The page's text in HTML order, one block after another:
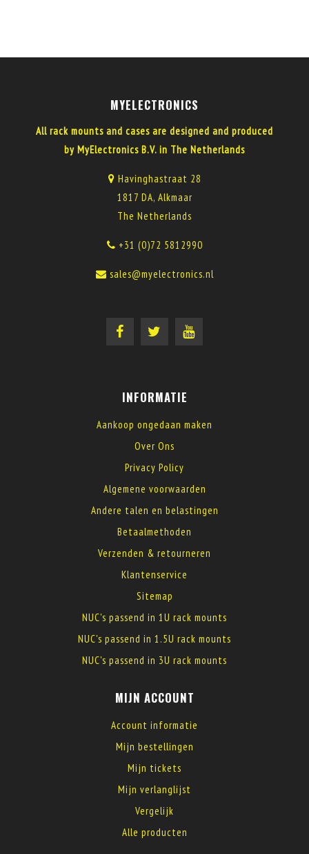
MYELECTRONICS
All rack mounts and cases are designed and produced
by MyElectronics B.V. in The Netherlands
Havinghastraat 28
1817 DA, Alkmaar
The Netherlands
+31 (0)72 5812990
sales@myelectronics.nl
INFORMATIE
Aankoop ongedaan maken
Over Ons
Privacy Policy
Algemene voorwaarden
Andere talen en belastingen
Betaalmethoden
Verzenden & retourneren
Klantenservice
Sitemap
NUC's passend in 1U rack mounts
NUC's passend in 1.5U rack mounts
NUC's passend in 3U rack mounts
MIJN ACCOUNT
Account informatie
Mijn bestellingen
Mijn tickets
Mijn verlanglijst
Vergelijk
Alle producten